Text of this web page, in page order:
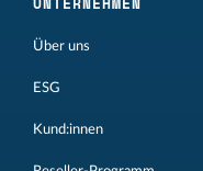
Über uns
ESG
Kund:innen